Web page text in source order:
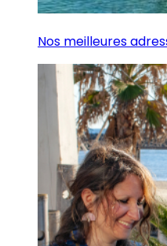
Nos meilleures